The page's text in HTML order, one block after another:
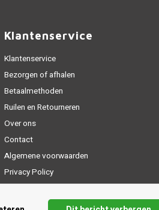
Klantenservice
Klantenservice
Bezorgen of afhalen
Betaalmethoden
Ruilen en Retourneren
Over ons
Contact
Algemene voorwaarden
Privacy Policy